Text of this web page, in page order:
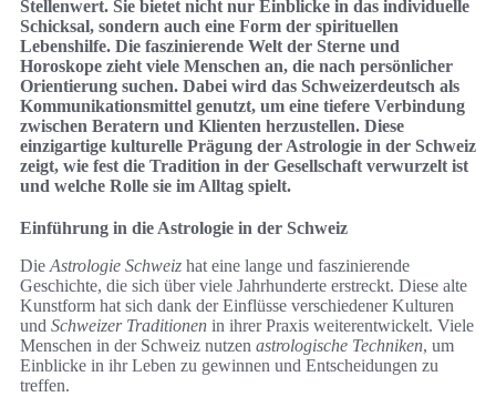
Stellenwert. Sie bietet nicht nur Einblicke in das individuelle
Schicksal, sondern auch eine Form der spirituellen
Lebenshilfe. Die faszinierende Welt der Sterne und
Horoskope zieht viele Menschen an, die nach persönlicher
Orientierung suchen. Dabei wird das Schweizerdeutsch als
Kommunikationsmittel genutzt, um eine tiefere Verbindung
zwischen Beratern und Klienten herzustellen. Diese
einzigartige kulturelle Prägung der Astrologie in der Schweiz
zeigt, wie fest die Tradition in der Gesellschaft verwurzelt ist
und welche Rolle sie im Alltag spielt.
Einführung in die Astrologie in der Schweiz
Die Astrologie Schweiz hat eine lange und faszinierende
Geschichte, die sich über viele Jahrhunderte erstreckt. Diese alte
Kunstform hat sich dank der Einflüsse verschiedener Kulturen
und Schweizer Traditionen in ihrer Praxis weiterentwickelt. Viele
Menschen in der Schweiz nutzen astrologische Techniken, um
Einblicke in ihr Leben zu gewinnen und Entscheidungen zu
treffen.